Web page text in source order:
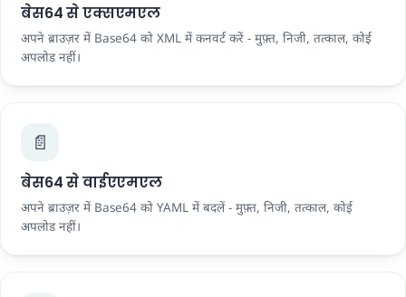
बेस64 से एक्सएमएल
अपने ब्राउज़र में Base64 को XML में कनवर्ट करें - मुफ़्त, निजी, तत्काल, कोई
अपलोड नहीं।
📄
बेस64 से वाईएएमएल
अपने ब्राउज़र में Base64 को YAML में बदलें - मुफ़्त, निजी, तत्काल, कोई
अपलोड नहीं।